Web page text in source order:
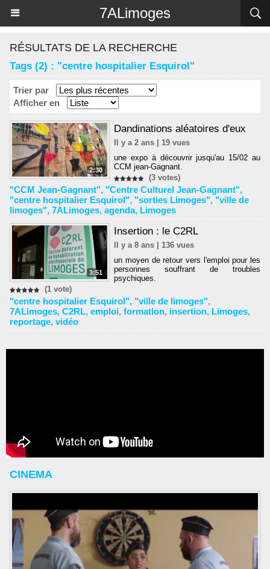
7ALimoges
RÉSULTATS DE LA RECHERCHE
Tags (2) : "centre hospitalier Esquirol"
Trier par
Afficher en
2:30
Dandinations aléatoires d'eux
Il y a 2 ans | 19 vues
une expo à découvrir jusqu'au 15/02 au
CCM jean-Gagnant.
(3 votes)
"CCM Jean-Gagnant", "Centre Culturel Jean-Gagnant",
"centre hospitalier Esquirol", "sorties Limoges", "ville de
limoges", 7ALimoges, agenda, Limoges
3:51
Insertion : le C2RL
Il y a 8 ans | 136 vues
un moyen de retour vers l'emploi pour les
personnes souffrant de troubles
psychiques.
(1 vote)
"centre hospitalier Esquirol", "ville de limoges",
7ALimoges, C2RL, emploi, formation, insertion, Limoges,
reportage, vidéo
CINEMA